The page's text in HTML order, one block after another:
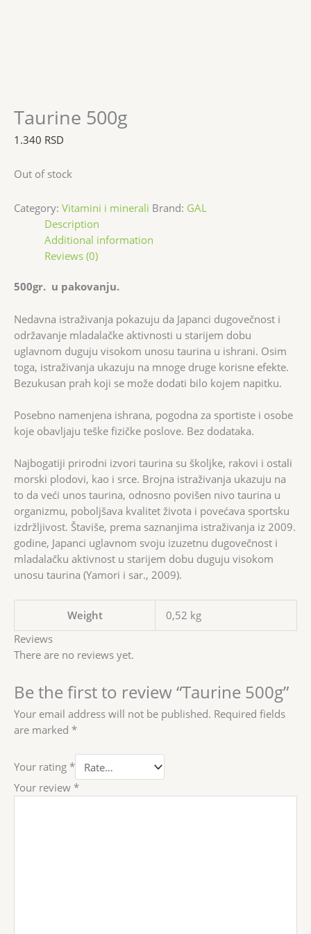
Taurine 500g
1.340 RSD
Out of stock
Category: Vitamini i minerali Brand: GAL
Description
Additional information
Reviews (0)
500gr. u pakovanju.
Nedavna istraživanja pokazuju da Japanci dugovečnost i
održavanje mladalačke aktivnosti u starijem dobu
uglavnom duguju visokom unosu taurina u ishrani. Osim
toga, istraživanja ukazuju na mnoge druge korisne efekte.
Bezukusan prah koji se može dodati bilo kojem napitku.
Posebno namenjena ishrana, pogodna za sportiste i osobe
koje obavljaju teške fizičke poslove. Bez dodataka.
Najbogatiji prirodni izvori taurina su školjke, rakovi i ostali
morski plodovi, kao i srce. Brojna istraživanja ukazuju na
to da veći unos taurina, odnosno povišen nivo taurina u
organizmu, poboljšava kvalitet života i povećava sportsku
izdržljivost. Štaviše, prema saznanjima istraživanja iz 2009.
godine, Japanci uglavnom svoju izuzetnu dugovečnost i
mladalačku aktivnost u starijem dobu duguju visokom
unosu taurina (Yamori i sar., 2009).
Weight
0,52 kg
Reviews
There are no reviews yet.
Be the first to review “Taurine 500g”
Your email address will not be published. Required fields
are marked *
Your rating *
Your review *